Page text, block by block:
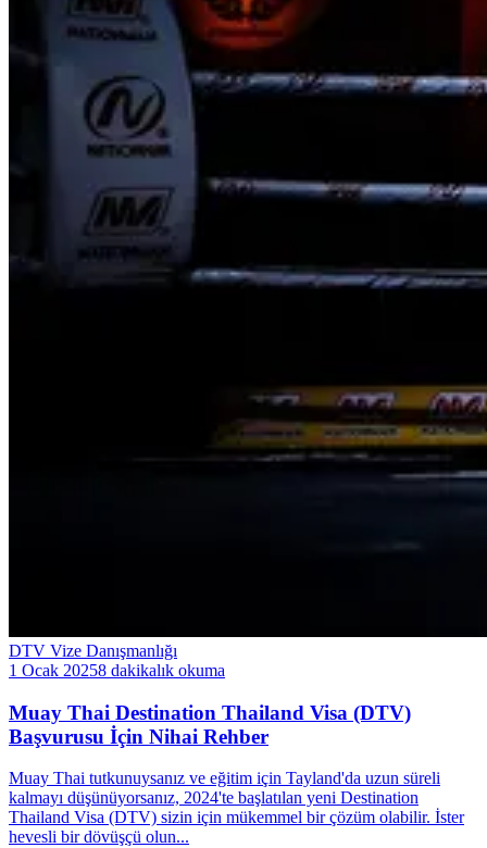
DTV Vize Danışmanlığı
1 Ocak 20258 dakikalık okuma
Muay Thai Destination Thailand Visa (DTV)
Başvurusu İçin Nihai Rehber
Muay Thai tutkunuysanız ve eğitim için Tayland'da uzun süreli
kalmayı düşünüyorsanız, 2024'te başlatılan yeni Destination
Thailand Visa (DTV) sizin için mükemmel bir çözüm olabilir. İster
hevesli bir dövüşçü olun...